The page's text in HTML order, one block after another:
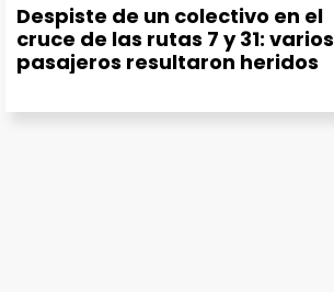
Despiste de un colectivo en el
cruce de las rutas 7 y 31: varios
pasajeros resultaron heridos